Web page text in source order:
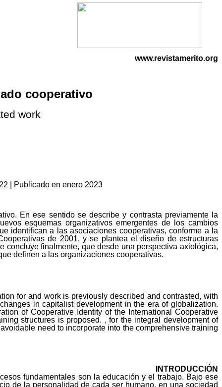
www.revistamerito.org
cooperativo
work
| Publicado en enero 2023
En ese sentido se describe y contrasta previamente la
esquemas organizativos emergentes de los cambios
identifican a las asociaciones cooperativas, conforme a la
de 2001, y se plantea el diseño de estructuras
concluye finalmente, quedesde una perspectiva axiológica,
definen a las organizaciones cooperativas.
for and work is previously described and contrasted, with
in capitalist development in the era of globalization.
of Cooperative Identity of the International Cooperative
structures is proposed. , for the integral development of
need to incorporate into the comprehensive training
INTRODUCCIÓN
fundamentales son la educación y el trabajo. Bajo ese
de la personalidad de cada ser humano, en una sociedad